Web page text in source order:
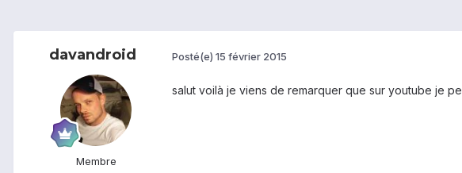
davandroid
Membre
Posté(e) 15 février 2015
salut voilà je viens de remarquer que sur youtube je